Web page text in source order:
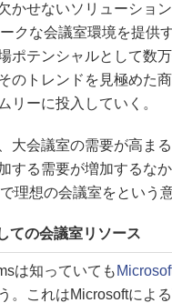
かせないソリューショ
クな会議室環境を提供
ポテンシャルとして数
のトレンドを見極めた
リーに投入していく。
大会議室の需要が高ま
する需要が増加するな
理想の会議室をという
ての会議室リソース
は知っていても
。これはMicrosoftによ